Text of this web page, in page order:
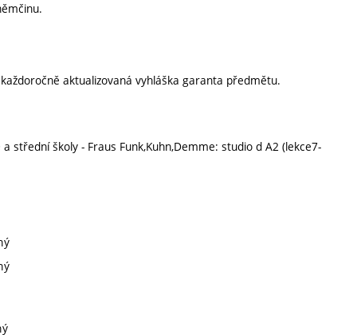
aktualizovaná vyhláška garanta předmětu.
střední školy - Fraus Funk,Kuhn,Demme: studio d A2 (lekce7-